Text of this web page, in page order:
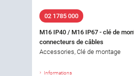
02 1785 000
M16 IP40 / M16 IP67 - clé de
connecteurs de câbles
Accessories, Clé de montage
Informations